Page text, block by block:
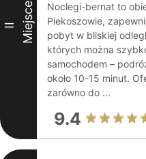
II Miejsce
Noclegi-bernat to
Piekoszowie,
pobyt w bliskiej
których można
samochodem –
około 10-15 minut.
zarówno do ...
9.4